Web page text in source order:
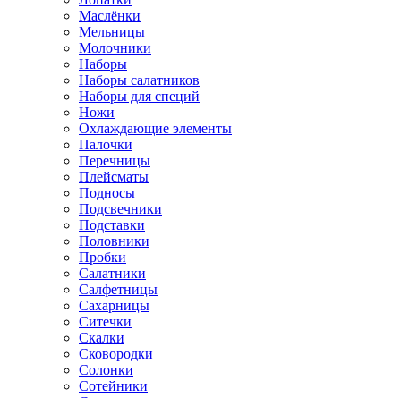
Маслёнки
Мельницы
Молочники
Наборы
Наборы салатников
Наборы для специй
Ножи
Охлаждающие элементы
Палочки
Перечницы
Плейсматы
Подносы
Подсвечники
Подставки
Половники
Пробки
Салатники
Салфетницы
Сахарницы
Ситечки
Скалки
Сковородки
Солонки
Сотейники